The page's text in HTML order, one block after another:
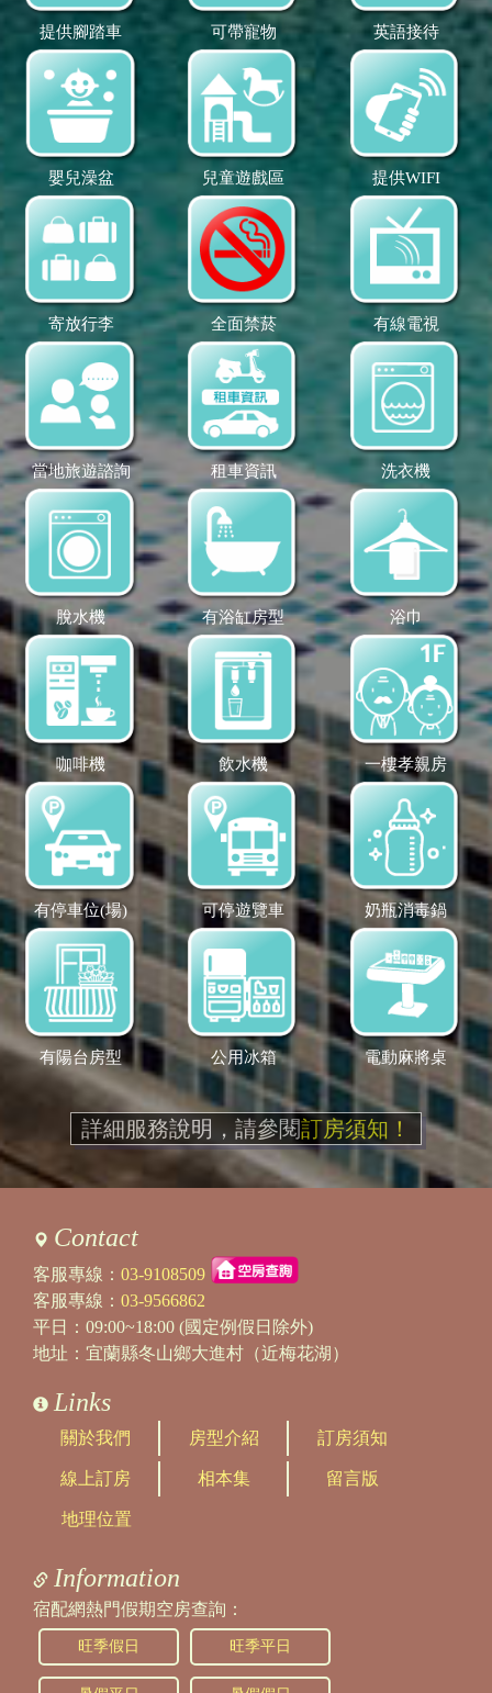
提供腳踏車 可帶寵物 英語接待
嬰兒澡盆 兒童遊戲區 提供WIFI
寄放行李 全面禁菸 有線電視
當地旅遊諮詢 租車資訊 洗衣機
脫水機 有浴缸房型 浴巾
咖啡機 飲水機 一樓孝親房
有停車位(場) 可停遊覽車 奶瓶消毒鍋
有陽台房型 公用冰箱 電動麻將桌
詳細服務說明，請參閱訂房須知！
Contact
客服專線： 03-9108509
客服專線： 03-9566862
平日：09:00~18:00 (國定例假日除外)
地址：宜蘭縣冬山鄉大進村（近梅花湖）
Links
關於我們 房型介紹 訂房須知
線上訂房 相本集 留言版
地理位置
Information
宿配網熱門假期空房查詢：
旺季假日 旺季平日